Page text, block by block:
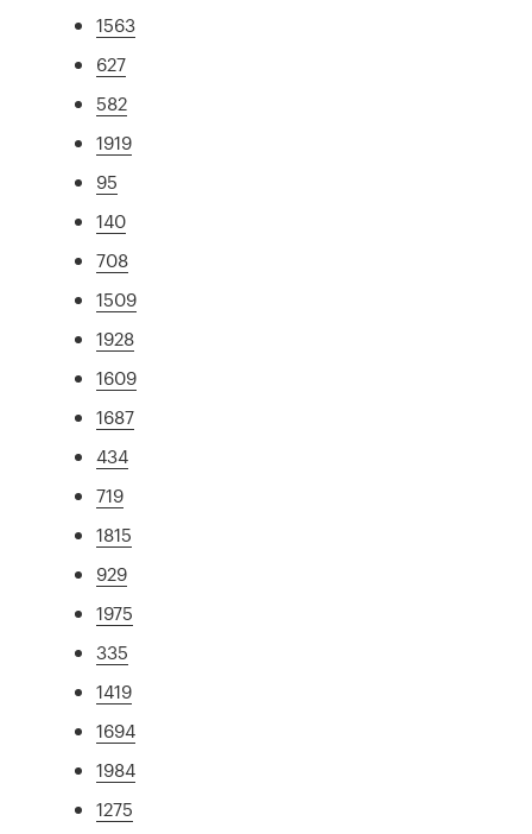
1563
627
582
1919
95
140
708
1509
1928
1609
1687
434
719
1815
929
1975
335
1419
1694
1984
1275